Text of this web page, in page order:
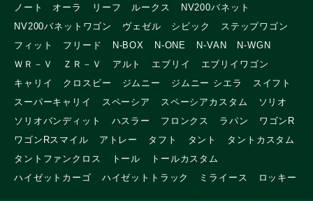
ノート オーラ
リーフ ルークス
NV200バネット
NV200バネットワゴン
ヴェゼル シビック
ステップワゴン
フィット
フリード N-BOX N-ONE N-VAN
N-WGN
ＷＲ－Ｖ
ＺＲ－Ｖ アルト エブリイ
エブリイワゴン
キャリイ
クロスビー ジムニー ジムニー シエラ
スイフト
スーパーキャリイ
スペーシア スペーシアカスタム
ソリオ
ソリオバンディット
ハスラー フロンクス ラパン
ワゴンR
ワゴンRスマイル
アトレー タフト タント
タントカスタム
タントファンクロス
トール
トールカスタム
ハイゼットカーゴ
ハイゼットトラック ミライース ロッキー